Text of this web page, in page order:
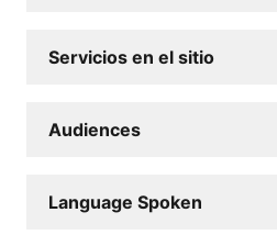
Servicios en el sitio
Audiences
Language Spoken